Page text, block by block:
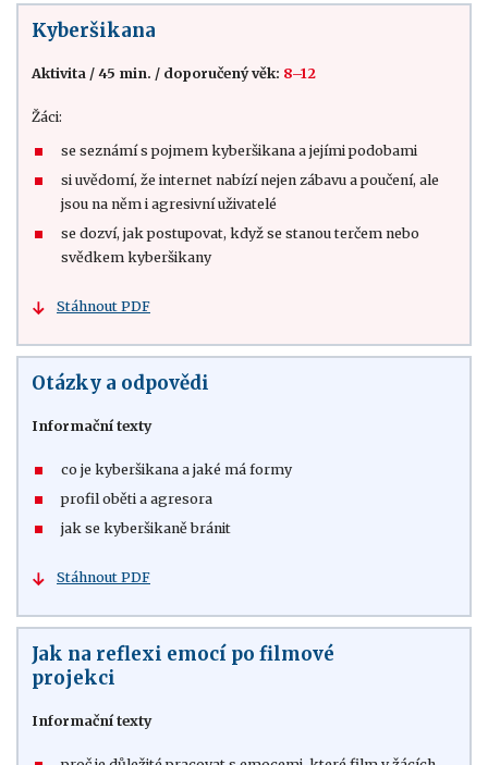
Kyberšikana
Aktivita / 45 min. / doporučený věk: 8–12
Žáci:
se seznámí s pojmem kyberšikana a jejími podobami
si uvědomí, že internet nabízí nejen zábavu a poučení, ale
jsou na něm i agresivní uživatelé
se dozví, jak postupovat, když se stanou terčem nebo
svědkem kyberšikany
Stáhnout PDF
Otázky a odpovědi
Informační texty
co je kyberšikana a jaké má formy
profil oběti a agresora
jak se kyberšikaně bránit
Stáhnout PDF
Jak na reflexi emocí po filmové
projekci
Informační texty